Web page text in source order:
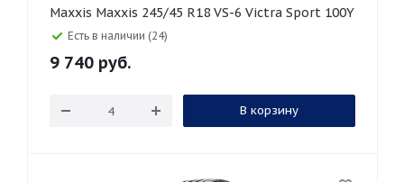
Maxxis Maxxis 245/45 R18 VS-6 Victra Sport 100Y
Есть в наличии (24)
9 740 руб.
В корзину